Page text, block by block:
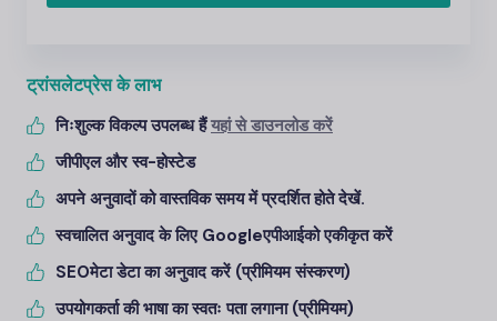
ट्रांसलेटप्रेस के लाभ
निःशुल्क विकल्प उपलब्ध हैंयहां से डाउनलोड करें
जीपीएल और स्व-होस्टेड
अपने अनुवादों को वास्तविक समय में प्रदर्शित होते देखें.
स्वचालित अनुवाद के लिए Googleएपीआईको एकीकृत करें
SEOमेटा डेटा का अनुवाद करें (प्रीमियम संस्करण)
उपयोगकर्ता की भाषा का स्वतः पता लगाना (प्रीमियम)